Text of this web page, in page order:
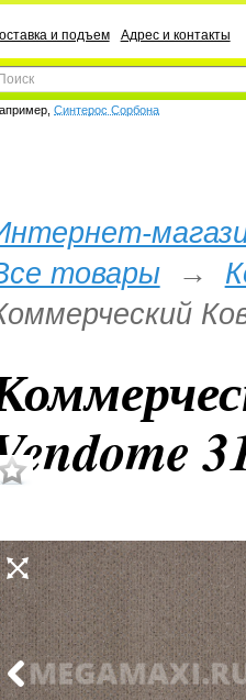
и подъем Адрес и контакты
Синтерос Сорбона
товары→